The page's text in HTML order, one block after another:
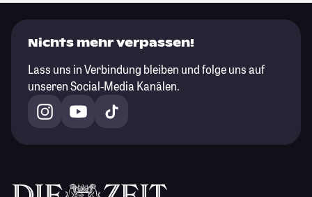
Nichts mehr verpassen!
Lass uns in Verbindung bleiben und folge uns auf
unseren Social-Media Kanälen.